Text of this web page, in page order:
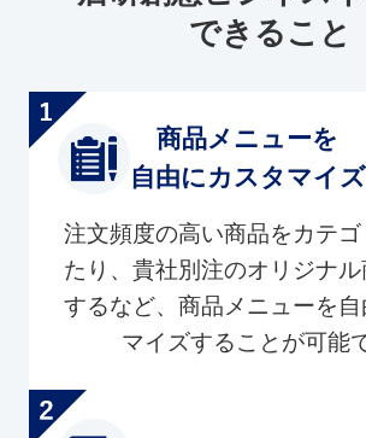
できること
商品メニューを
自由にカスタマイズ
注文頻度の高い商品をカテゴ
たり、貴社別注のオリジナ
するなど、商品メニューを自
マイズすることが可能